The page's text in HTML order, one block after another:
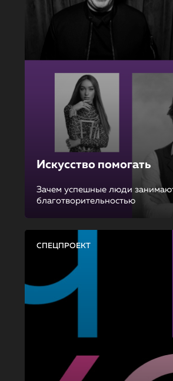
Искусство помогать
Зачем успешные люди
благотворительностью
СПЕЦПРОЕКТ